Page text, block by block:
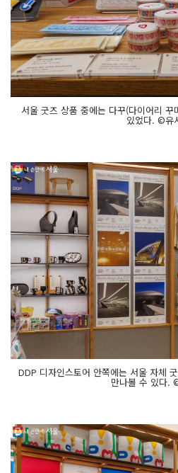
서울 굿즈 상품 중에는 다꾸(다이어리
있었다. ©유
DDP 디자인스토어 안쪽에는 서울 자체
만나볼 수 있다.